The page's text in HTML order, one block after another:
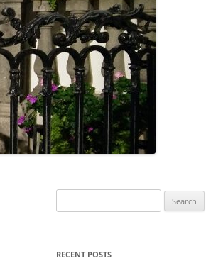
for:
RECENT POSTS